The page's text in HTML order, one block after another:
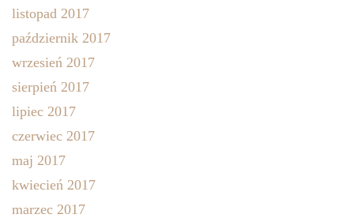
listopad 2017
październik 2017
wrzesień 2017
sierpień 2017
lipiec 2017
czerwiec 2017
maj 2017
kwiecień 2017
marzec 2017